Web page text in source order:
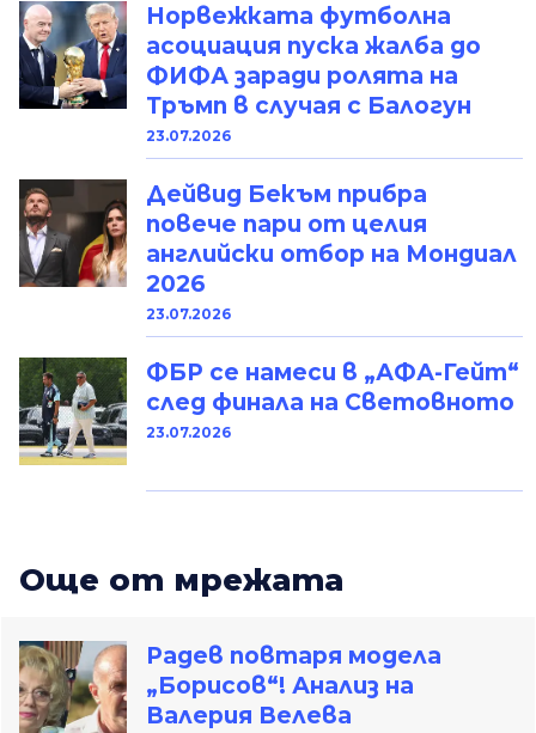
Норвежката футболна
асоциация пуска жалба до
ФИФА заради ролята на
Тръмп в случая с Балогун
23.07.2026
Дейвид Бекъм прибра
повече пари от целия
английски отбор на Мондиал
2026
23.07.2026
ФБР се намеси в „АФА-Гейт“
след финала на Световното
23.07.2026
Oще от мрежата
Радев повтаря модела
„Борисов“! Анализ на
Валерия Велева